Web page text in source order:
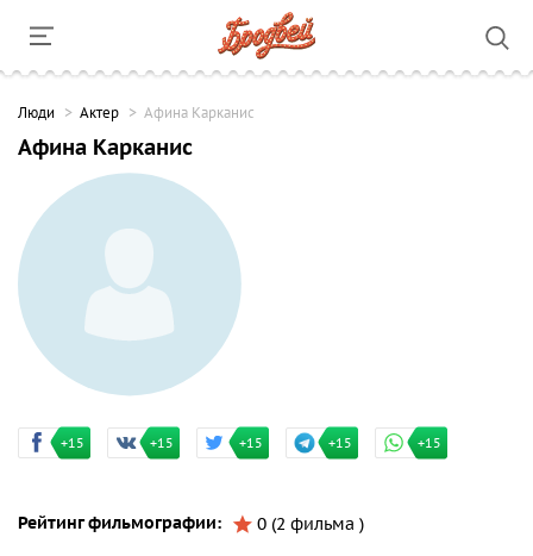
Люди Актер Афина Карканис
Афина Карканис
+15 +15 +15 +15 +15
Рейтинг фильмографии: 0 (2 фильма )